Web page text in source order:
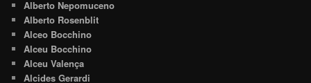
Alberto Nepomuceno
Alberto Rosenblit
Alceo Bocchino
Alceu Bocchino
Alceu Valença
Alcides Gerardi